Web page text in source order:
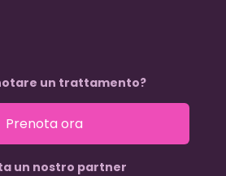
un trattamento?
Prenota ora
un nostro partner